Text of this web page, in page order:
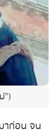
”)
าก่อน จน